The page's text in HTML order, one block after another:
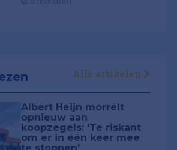
Alle artikelen
Albert Heijn morrelt
opnieuw aan
koopzegels: 'Te riskant
om er in één keer mee